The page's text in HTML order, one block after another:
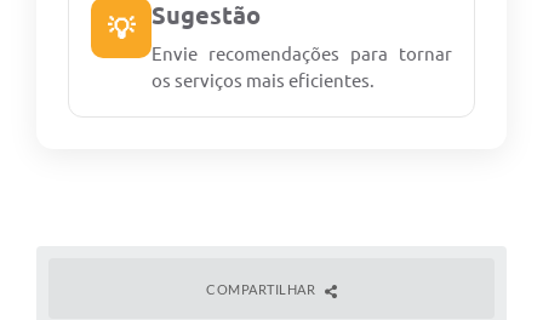
💡 Sugestão
Envie recomendações para tornar
os serviços mais eficientes.
COMPARTILHAR